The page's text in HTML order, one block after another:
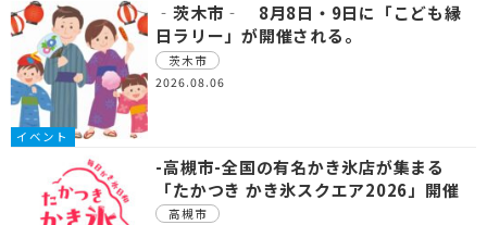
イベント
‐茨木市‐ 8月8日・9日に「こども縁
日ラリー」が開催される。
茨木市
2026.08.06
-高槻市-全国の有名かき氷店が集まる
「たかつき かき氷スクエア2026」開催
高槻市